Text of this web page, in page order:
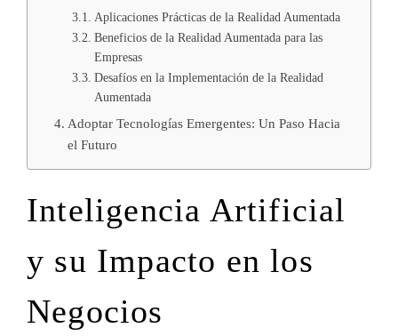
Aplicaciones Prácticas de la Realidad Aumentada
Beneficios de la Realidad Aumentada para las
Empresas
Desafíos en la Implementación de la Realidad
Aumentada
Adoptar Tecnologías Emergentes: Un Paso Hacia
el Futuro
Inteligencia Artificial
y su Impacto en los
Negocios